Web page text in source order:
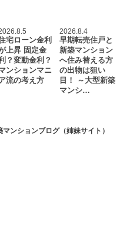
宅ローン金利
上昇 固定金
？変動金利？
ンションマニ
流の考え方
2026.8.4
早期転売住戸と
新築マンション
へ住み替える方
の出物は狙い
目！ ～大型新築
マンシ…
マンションブログ（姉妹サイト）